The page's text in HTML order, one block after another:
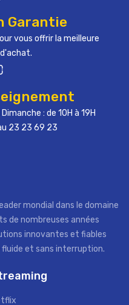
Garantie
vous offrir la meilleure
: de 10H à 19H
23 23 69 23
mondial dans le domaine
de nombreuses années
innovantes et fiables
et sans interruption.